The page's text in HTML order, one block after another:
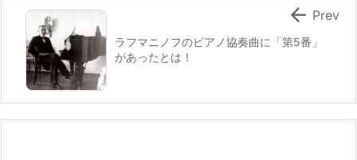
ラフマニノフのピアノ協奏曲に「第5番」
があったとは！
 Prev